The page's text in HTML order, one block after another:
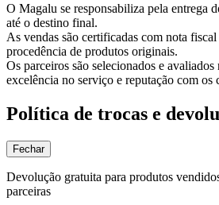
O Magalu se responsabiliza pela entrega
até o destino final.
As vendas são certificadas com nota fiscal
procedência de produtos originais.
Os parceiros são selecionados e
excelência no serviço e reputação com os
Política de trocas e
Fechar
Devolução gratuita para produtos
parceiras